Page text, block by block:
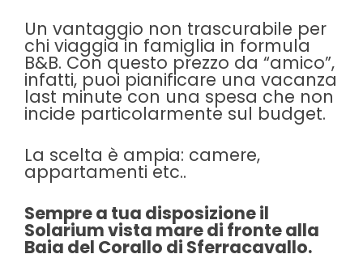
Un vantaggio non trascurabile per
chi viaggia in famiglia in formula
B&B. Con questo prezzo da “amico”,
infatti, puoi pianificare una vacanza
last minute con una spesa che non
incide particolarmente sul budget.
La scelta è ampia: camere,
appartamenti etc..
Sempre a tua disposizione il
Solarium vista mare di fronte alla
Baia del Corallo di Sferracavallo.